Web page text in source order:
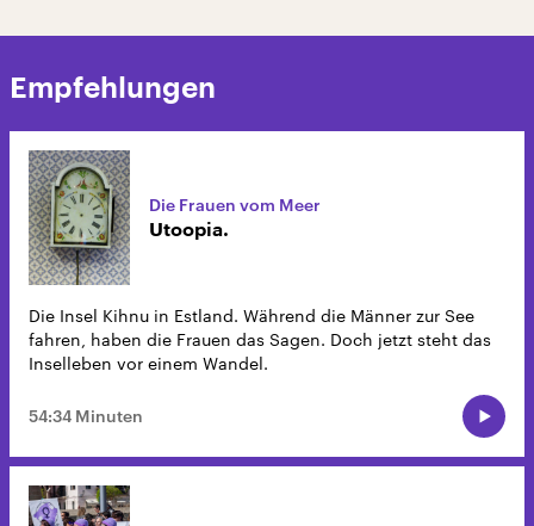
Empfehlungen
Die Frauen vom Meer
Utoopia.
Die Insel Kihnu in Estland. Während die Männer zur See
fahren, haben die Frauen das Sagen. Doch jetzt steht das
Inselleben vor einem Wandel.
54:34 Minuten